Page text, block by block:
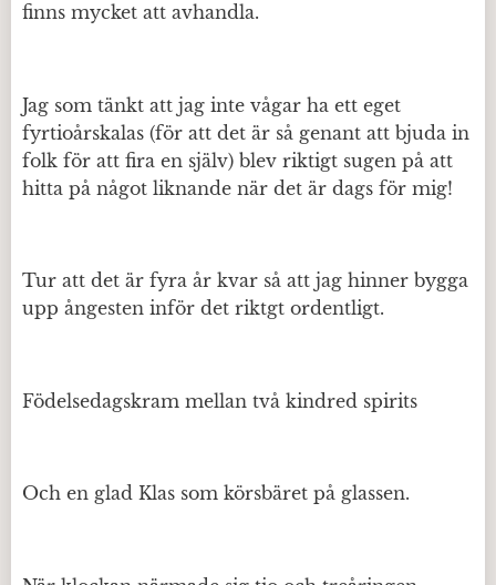
finns mycket att avhandla.
Jag som tänkt att jag inte vågar ha ett eget
fyrtioårskalas (för att det är så genant att bjuda in
folk för att fira en själv) blev riktigt sugen på att
hitta på något liknande när det är dags för mig!
Tur att det är fyra år kvar så att jag hinner bygga
upp ångesten inför det riktgt ordentligt.
Födelsedagskram mellan två kindred spirits
Och en glad Klas som körsbäret på glassen.